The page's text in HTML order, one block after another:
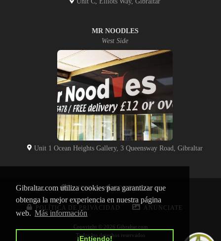
Gibraltar.com utiliza cookies para garantizar que
obtenga la mejor experiencia en nuestra página
web. Más información
¡Entiendo!
MR NOODLES
West Side
Unit 1 Ocean Heights Gallery, 3 Queensway Road, Gibraltar
INICIO CONTACTO
POLÍTICA DE PRIVACIDAD ANÚNCIATE
Copyright © 2026 Gibraltar.com
Todos los derechos reservados